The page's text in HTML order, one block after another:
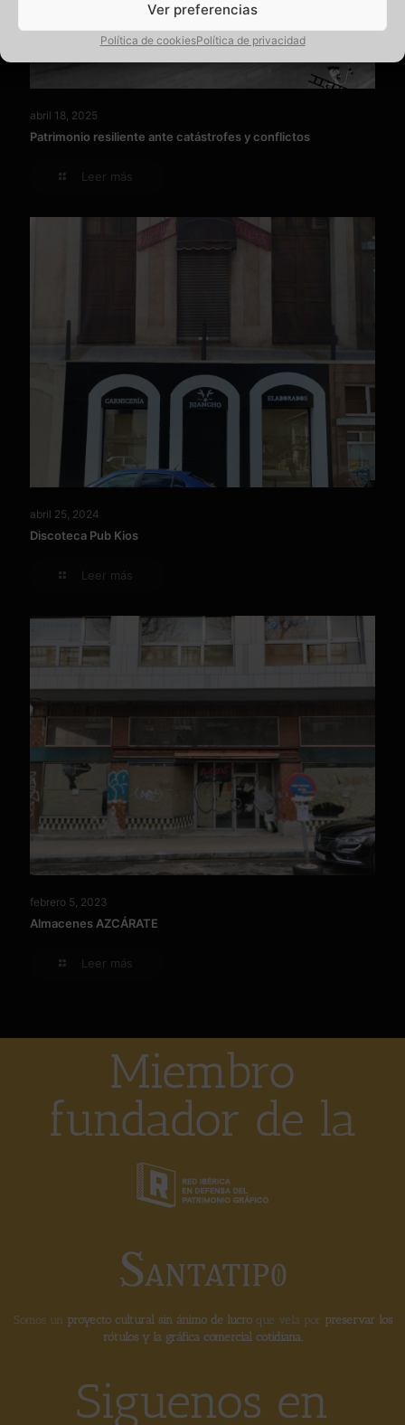
Ver preferencias
Política de cookiesPolítica de privacidad
abril 18, 2025
Patrimonio resiliente ante catástrofes y conflictos
Leer más
abril 25, 2024
Discoteca Pub Kios
Leer más
febrero 5, 2023
Almacenes AZCÁRATE
Leer más
Miembro
fundador de la
Somos un proyecto cultural sin ánimo de lucroque vela por preservar los
rótulos y la gráfica comercial cotidiana.
Siguenos en